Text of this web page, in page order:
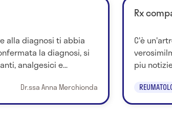
alla diagnosi ti abbia
la diagnosi, si
analgesici e...
Dr.ssa Anna Merchionda
Rx
C'è
piu